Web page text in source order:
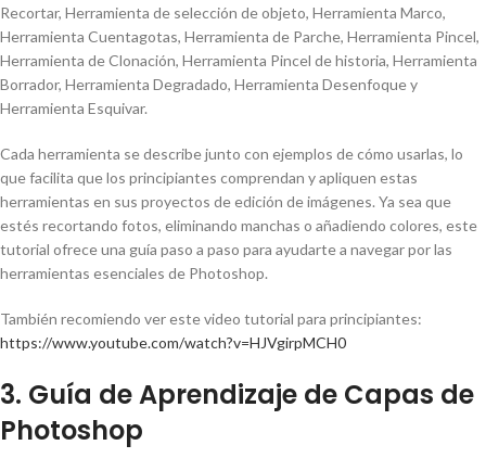
Recortar, Herramienta de selección de objeto, Herramienta Marco,
Herramienta Cuentagotas, Herramienta de Parche, Herramienta Pincel,
Herramienta de Clonación, Herramienta Pincel de historia, Herramienta
Borrador, Herramienta Degradado, Herramienta Desenfoque y
Herramienta Esquivar.
Cada herramienta se describe junto con ejemplos de cómo usarlas, lo
que facilita que los principiantes comprendan y apliquen estas
herramientas en sus proyectos de edición de imágenes. Ya sea que
estés recortando fotos, eliminando manchas o añadiendo colores, este
tutorial ofrece una guía paso a paso para ayudarte a navegar por las
herramientas esenciales de Photoshop.
También recomiendo ver este video tutorial para principiantes:
https://www.youtube.com/watch?v=HJVgirpMCH0
3. Guía de Aprendizaje de Capas de
Photoshop